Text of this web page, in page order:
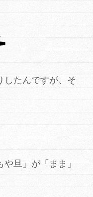
したんですが、そ
旦」が「まま」